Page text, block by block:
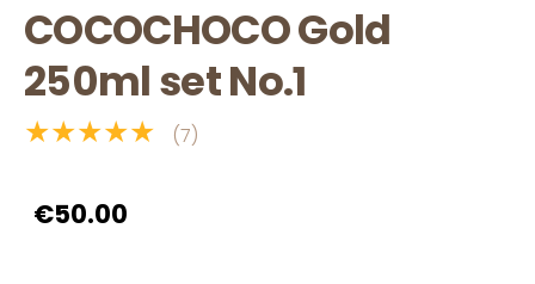
COCOCHOCO Gold
250ml set No.1
★★★★★ (7)
€50.00